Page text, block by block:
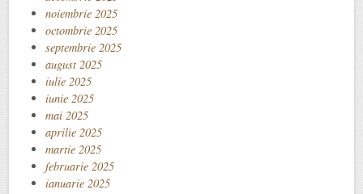
noiembrie 2025
octombrie 2025
septembrie 2025
august 2025
iulie 2025
iunie 2025
mai 2025
aprilie 2025
martie 2025
februarie 2025
ianuarie 2025